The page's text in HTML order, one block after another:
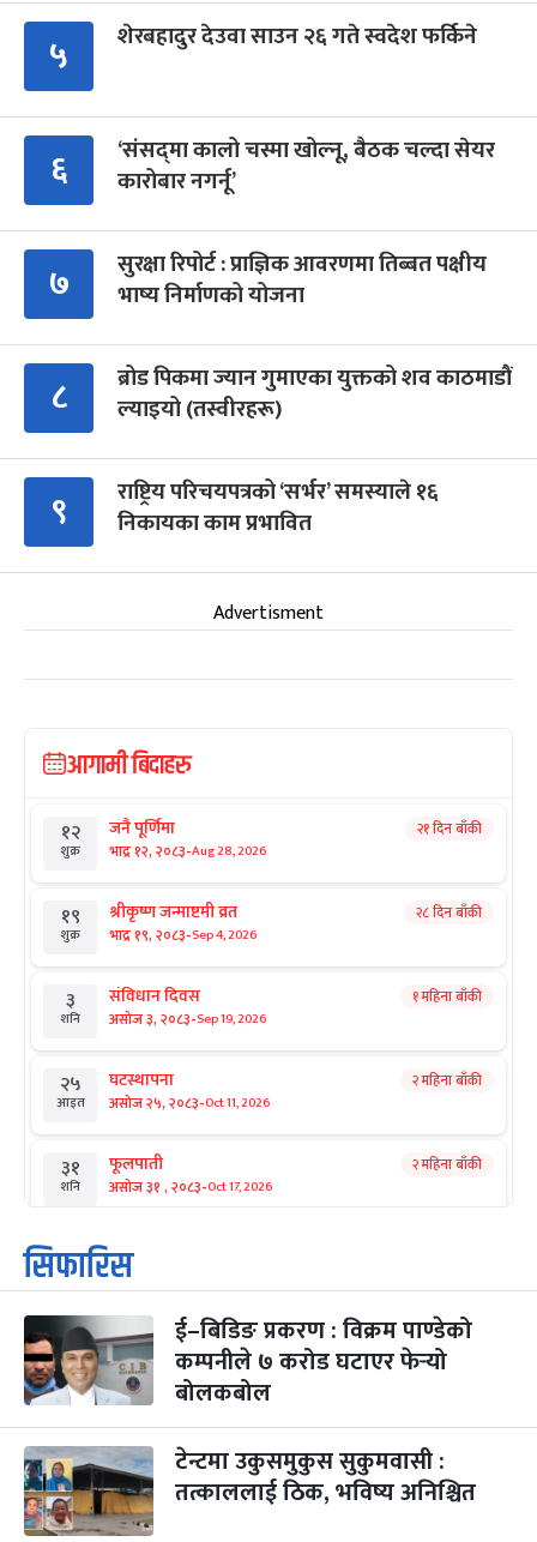
५ शेरबहादुर देउवा साउन २६ गते स्वदेश फर्किने
६
‘संसद्‍मा कालो चस्मा खोल्नू, बैठक चल्दा सेयर
कारोबार नगर्नू’
७
सुरक्षा रिपोर्ट : प्राज्ञिक आवरणमा तिब्बत पक्षीय
भाष्य निर्माणको योजना
८
ब्रोड पिकमा ज्यान गुमाएका युक्तको शव काठमाडौं
ल्याइयो (तस्वीरहरू)
९
राष्ट्रिय परिचयपत्रको ‘सर्भर’ समस्याले १६
निकायका काम प्रभावित
Advertisment
आगामी बिदाहरु
१२
शुक्र
जनै पूर्णिमा
भाद्र १२, २०८३-Aug 28, 2026
२१ दिन बाँकी
१९
शुक्र
श्रीकृष्ण जन्माष्टमी व्रत
भाद्र १९, २०८३-Sep 4, 2026
२८ दिन बाँकी
३
शनि
संविधान दिवस
असोज ३, २०८३-Sep 19, 2026
१ महिना बाँकी
२५
आइत
घटस्थापना
असोज २५, २०८३-Oct 11, 2026
२ महिना बाँकी
३१
शनि
फूलपाती
असोज ३१ , २०८३-Oct 17, 2026
२ महिना बाँकी
१
आइत
कार्तिक सङ्क्रान्ति
कार्तिक १, २०८३
३
मंगल
महानवमी
कार्तिक ३, २०८३-Oct 20, 2026
२ महिना बाँकी
४
५
बिहि
पापा‌ङ्कुशा एकादशी व्रत
कार्तिक ५, २०८३
२ महिना बाँकी
सिफारिस
ई–बिडिङ प्रकरण : विक्रम पाण्डेको
कम्पनीले ७ करोड घटाएर फेर्‍यो
बोलकबोल
टेन्टमा उकुसमुकुस सुकुमवासी :
तत्काललाई ठिक, भविष्य अनिश्चित